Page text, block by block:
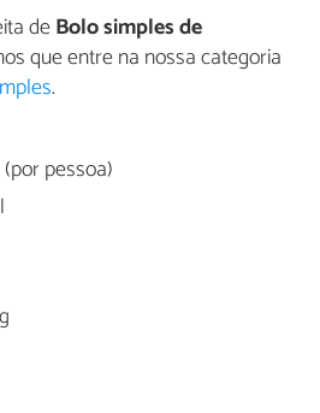
deBolo simples de
que entre na nossa categoria
.
(por pessoa)